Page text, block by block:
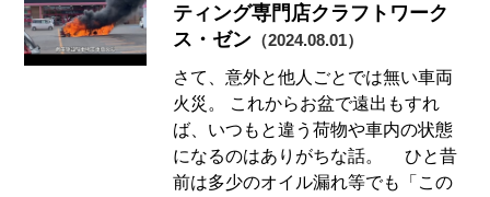
ティング専門店クラフトワーク
ス・ゼン （2024.08.01）
さて、意外と他人ごとでは無い車両
火災。 これからお盆で遠出もすれ
ば、いつもと違う荷物や車内の状態
になるのはありがちな話。 ひと昔
前は多少のオイル漏れ等でも「この